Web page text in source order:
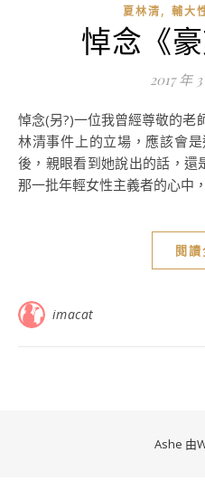
夏林清, 輔大
悼念《豪
2017 年
悼念(另?)一位我曾經尊敬的老師。雖然早知道何春蕤在輔大夏
林清事件上的立場，應該會
後，親眼看到她說出的話，
那一批年輕女性主義者的心中
閱讀
imacat
Ashe 由